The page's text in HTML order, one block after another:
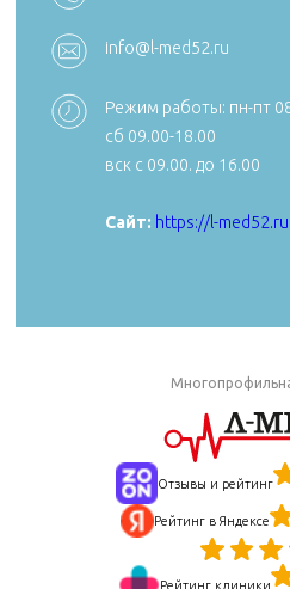
reception@aibolit33.com
info@l-med52.ru
Режим работы: пн-пт
сб 09.00-18.00
вск с 09.00. до 16.00
Сайт: https://l-med52.ru
Отзывы и рейтинг
Рейтинг в Яндексе
Рейтинг клиники